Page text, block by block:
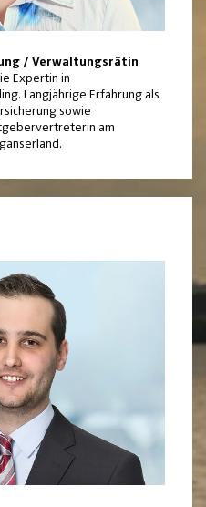
/ Verwaltungsrätin
Expertin in
Langjährige Erfahrung als
sowie
am